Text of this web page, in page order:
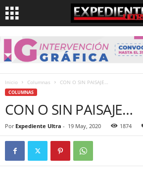
Inicio Columnas CON O SIN PAISAJE…
COLUMNAS
CON O SIN PAISAJE…
Por Expediente Ultra - 19 May, 2020 1874